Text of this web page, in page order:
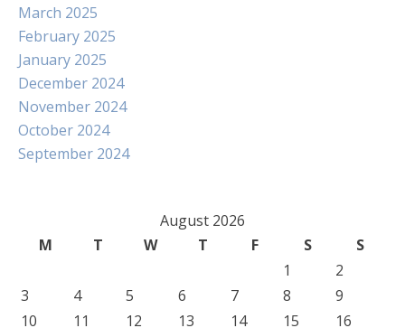
March 2025
February 2025
January 2025
December 2024
November 2024
October 2024
September 2024
August 2026
M
T W T F S
S
1
2
3
4 5 6 7 8
9
10
11 12 13 14 15
16